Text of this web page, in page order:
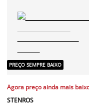
PREÇO SEMPRE BAIXO
Agora preço ainda mais
STENROS